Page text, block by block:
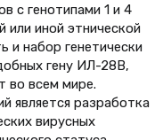
с генотипами 1 и 4
или иной этнической
и набор генетически
гену ИЛ-28В,
во всем мире.
является разработка
вирусных